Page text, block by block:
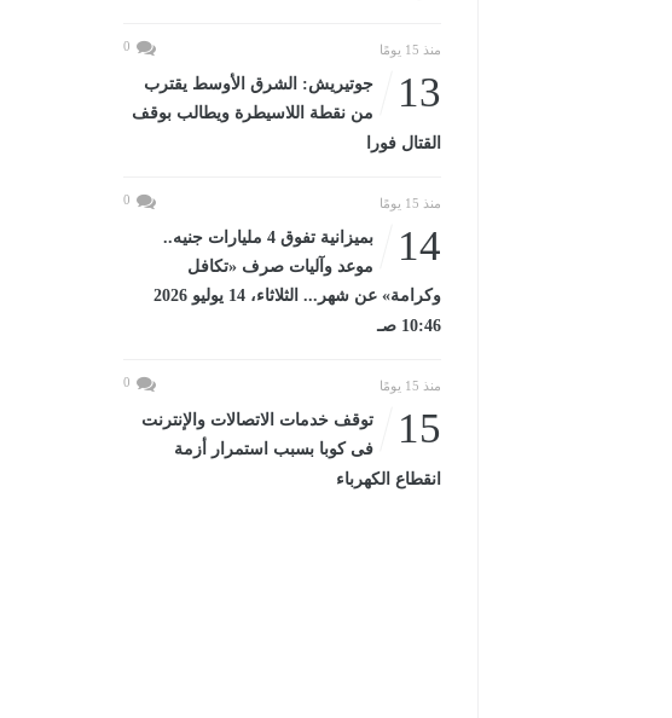
منذ 15 يومًا 0
13
جوتيريش: الشرق الأوسط يقترب
من نقطة اللاسيطرة ويطالب بوقف
القتال فورا
منذ 15 يومًا 0
14
بميزانية تفوق 4 مليارات جنيه..
موعد وآليات صرف «تكافل
وكرامة» عن شهر... الثلاثاء، 14 يوليو 2026
10:46 صـ
منذ 15 يومًا 0
15
توقف خدمات الاتصالات والإنترنت
فى كوبا بسبب استمرار أزمة
انقطاع الكهرباء